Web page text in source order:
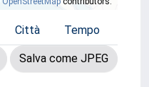
Città Tempo
Salva come JPEG